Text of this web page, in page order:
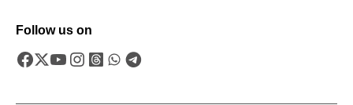
Follow us on